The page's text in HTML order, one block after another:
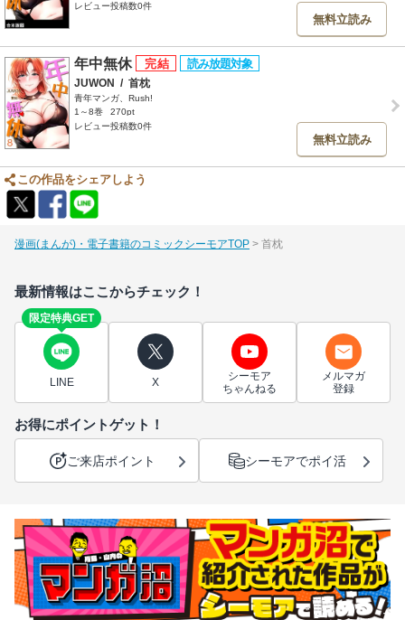
レビュー投稿数0件
無料立読み
年中無休
JUWON / 首枕
青年マンガ、Rush!
1～8巻
270pt
レビュー投稿数0件
無料立読み
この作品をシェアしよう
漫画(まんが)・電子書籍のコミックシーモアTOP 首枕
最新情報はここからチェック！
限定特典GET
LINE X
シーモア
ちゃんねる
メルマガ
登録
お得にポイントゲット！
ご来店ポイント シーモアでポイ活